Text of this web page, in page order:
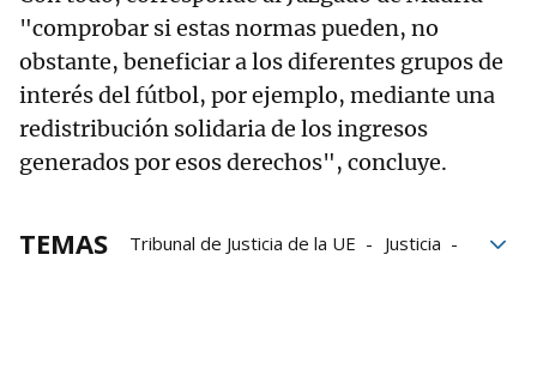
"comprobar si estas normas pueden, no
obstante, beneficiar a los diferentes grupos de
interés del fútbol, por ejemplo, mediante una
redistribución solidaria de los ingresos
generados por esos derechos", concluye.
TEMAS Tribunal de Justicia de la UE
Justicia